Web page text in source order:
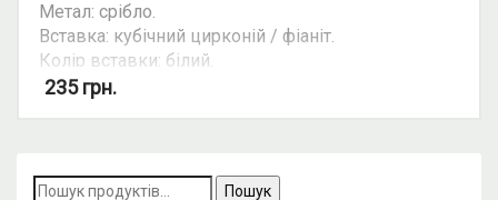
Метал: срібло.
Вставка: кубічний цирконій / фіаніт.
Колір вставки: білий.
Вид: з 1 камінням.
235грн.
Пошук